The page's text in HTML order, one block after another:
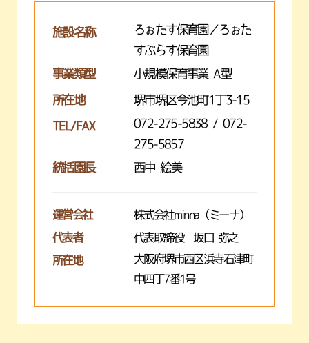
施設名称
ろぉたす保育園／ろぉた
すぷらす保育園
事業類型
小規模保育事業 A型
所在地 堺市堺区今池町1丁3-15
TEL/FAX
072-275-5838 / 072-
275-5857
統括園長
西中 絵美
運営会社 株式会社minna（ミーナ）
代表者 代表取締役 坂口 弥之
所在地
大阪府堺市西区浜寺石津町
中四丁7番1号